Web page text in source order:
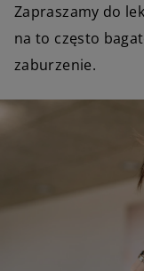
Zapraszamy do
na to często
zaburzenie.